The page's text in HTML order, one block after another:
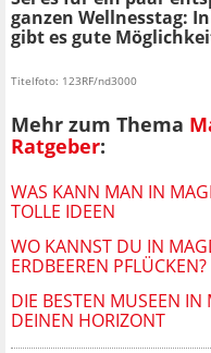
ganzen Wellnesstag:
gibt es gute
Titelfoto: 123RF/nd3000
Mehr zum Thema
Ratgeber:
WAS KANN MAN IN
TOLLE IDEEN
WO KANNST DU IN
ERDBEEREN PFLÜCKEN?
DIE BESTEN MUSEEN IN
DEINEN HORIZONT